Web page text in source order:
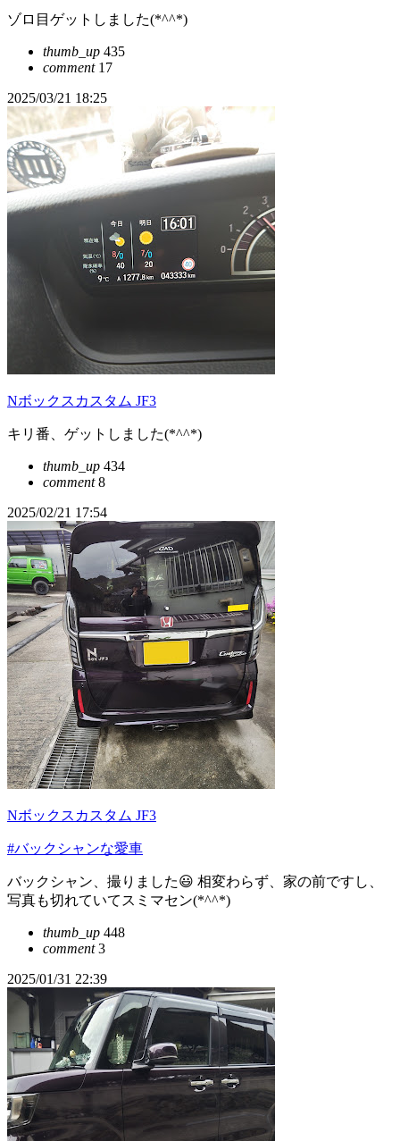
ゾロ目ゲットしました(*^^*)
thumb_up 435
comment17
2025/03/21 18:25
Nボックスカスタム JF3
キリ番、ゲットしました(*^^*)
thumb_up 434
comment8
2025/02/21 17:54
Nボックスカスタム JF3
#バックシャンな愛車
バックシャン、撮りました😃 相変わらず、家の前ですし、
写真も切れていてスミマセン(*^^*)
thumb_up 448
comment3
2025/01/31 22:39